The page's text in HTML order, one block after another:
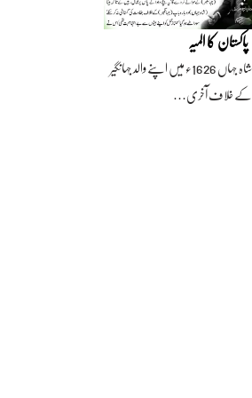
پاکستان کا المیہ
شاہ جہاں 1626ء میں اپنے والد جہانگیر
کے خلاف آخری…